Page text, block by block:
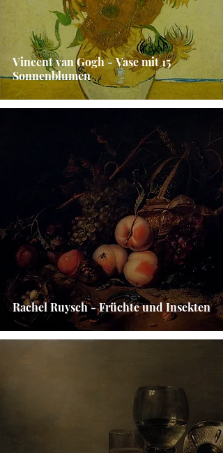
Vincent van Gogh - Vase mit 15
Sonnenblumen
Rachel Ruysch - Früchte und Insekten